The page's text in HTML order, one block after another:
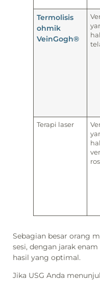
Termolisis
ohmik
VeinGogh®
Terapi laser
Sebagian besar orang
sesi, dengan jarak
hasil yang optimal.
Jika USG Anda